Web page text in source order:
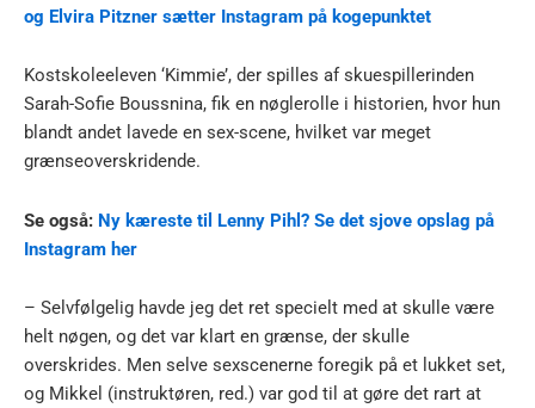
og Elvira Pitzner sætter Instagram på kogepunktet
Kostskoleeleven ‘Kimmie’, der spilles af skuespillerinden
Sarah-Sofie Boussnina, fik en nøglerolle i historien, hvor hun
blandt andet lavede en sex-scene, hvilket var meget
grænseoverskridende.
Se også: Ny kæreste til Lenny Pihl? Se det sjove opslag på
Instagram her
– Selvfølgelig havde jeg det ret specielt med at skulle være
helt nøgen, og det var klart en grænse, der skulle
overskrides. Men selve sexscenerne foregik på et lukket set,
og Mikkel (instruktøren, red.) var god til at gøre det rart at